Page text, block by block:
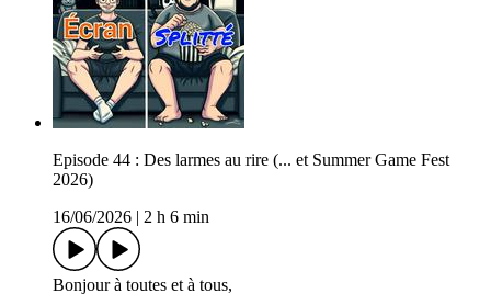
Episode 44 : Des larmes au rire (... et Summer Game Fest
2026)
16/06/2026
2 h 6 min
Bonjour à toutes et à tous,